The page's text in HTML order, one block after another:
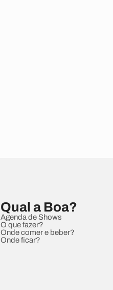
Qual a Boa?
Agenda de Shows
O que fazer?
Onde comer e beber?
Onde ficar?